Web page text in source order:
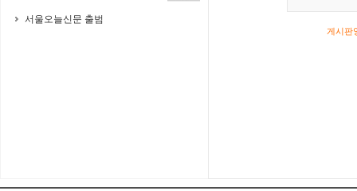
서울오늘신문 출범
게시판